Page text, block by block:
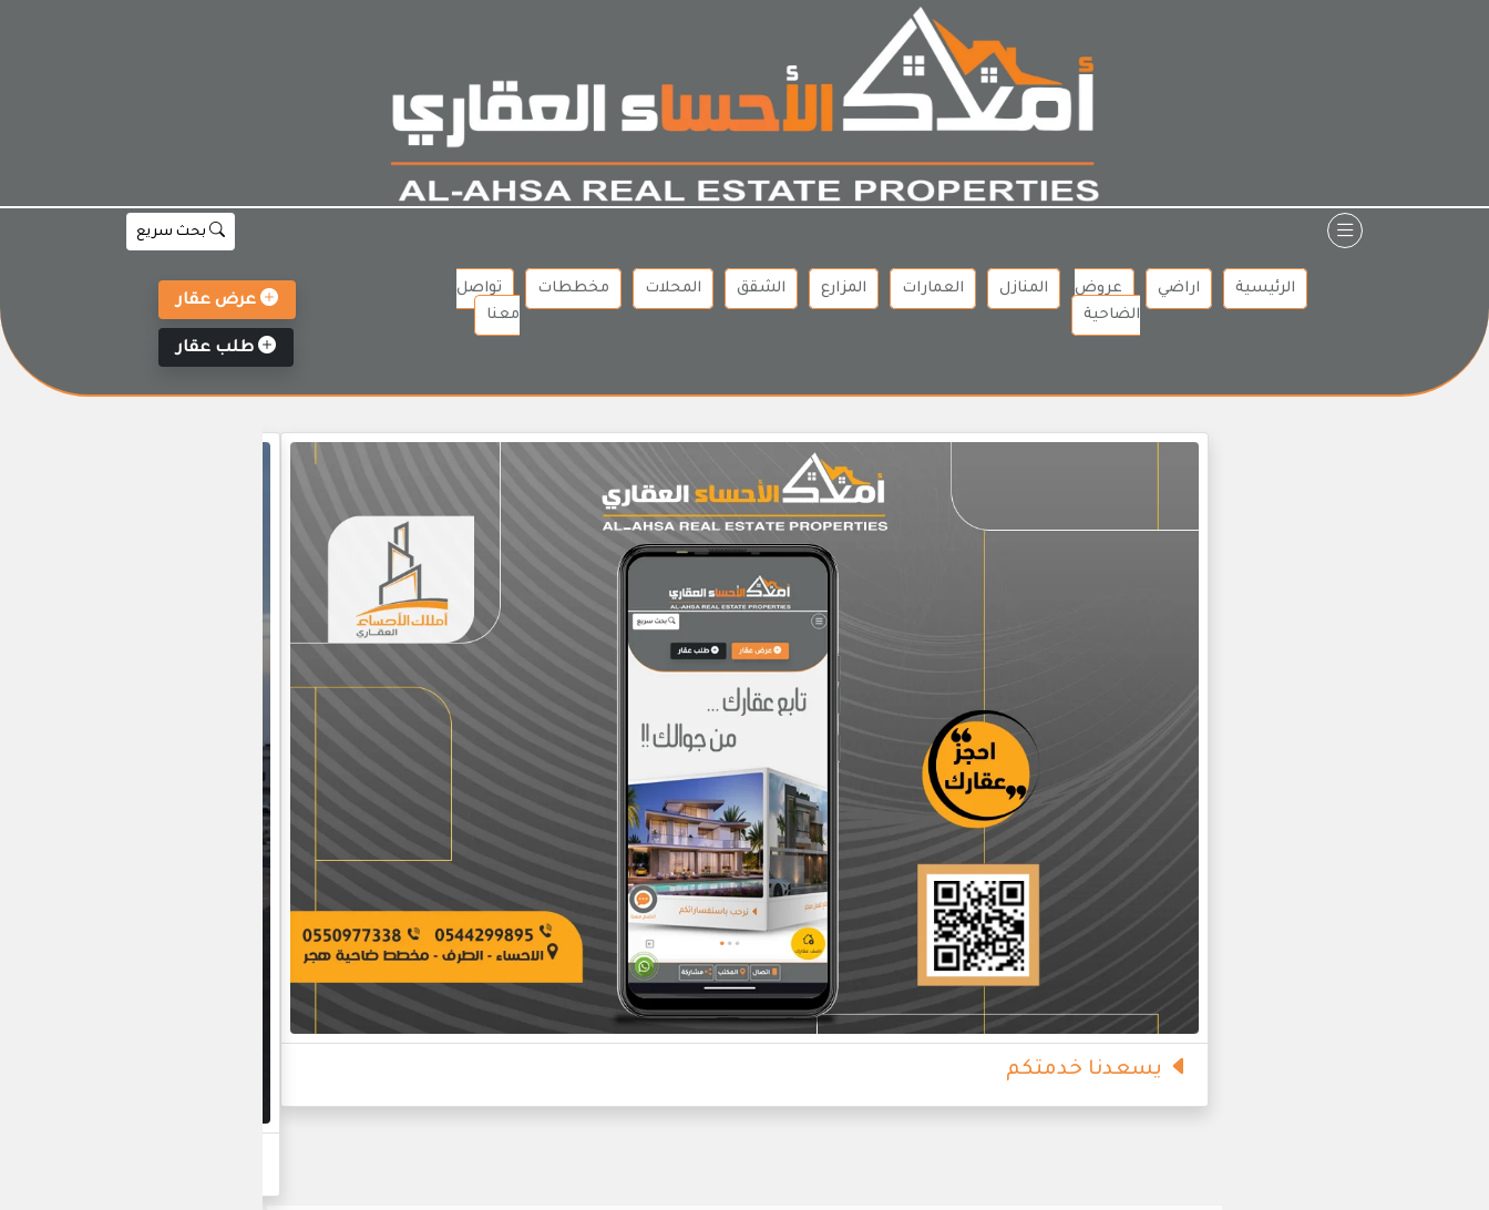
بحث سريع
الرئيسية اراضي
عروض
الضاحية
المنازل العمارات المزارع الشقق المحلات مخططات
تواصل
معنا
عرض عقار
طلب عقار
يسعدنا خدمتكم